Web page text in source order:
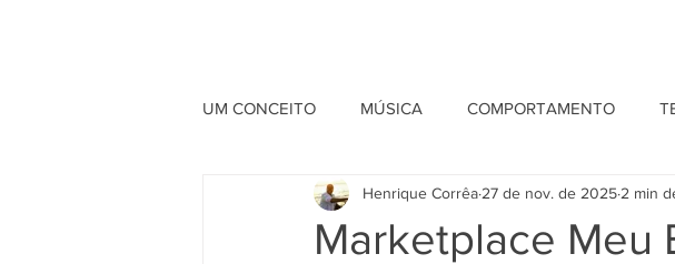
UM CONCEITO
MÚSICA COMPORTAMENTO
LIFESTYLE
Marketplace Meu
Henrique Corrêa 27 de nov. de 2025 2 min